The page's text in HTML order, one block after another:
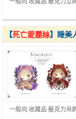
一般向 收藏品 壓克力立
一般向 收藏品 壓克力吊
【死亡愛麗絲】睡美